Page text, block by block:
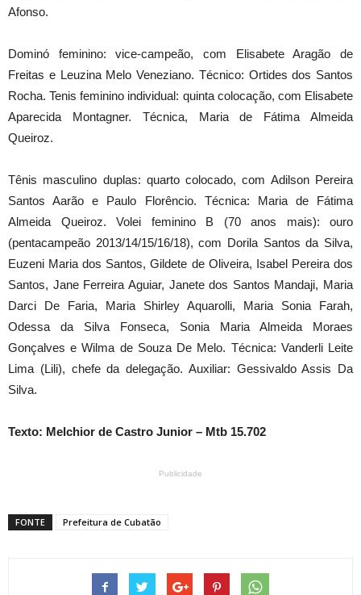
Afonso.
Dominó feminino: vice-campeão, com Elisabete Aragão de
Freitas e Leuzina Melo Veneziano. Técnico: Ortides dos Santos
Rocha. Tenis feminino individual: quinta colocação, com Elisabete
Aparecida Montagner. Técnica, Maria de Fátima Almeida
Queiroz.
Tênis masculino duplas: quarto colocado, com Adilson Pereira
Santos Aarão e Paulo Florêncio. Técnica: Maria de Fátima
Almeida Queiroz. Volei feminino B (70 anos mais): ouro
(pentacampeão 2013/14/15/16/18), com Dorila Santos da Silva,
Euzeni Maria dos Santos, Gildete de Oliveira, Isabel Pereira dos
Santos, Jane Ferreira Aguiar, Janete dos Santos Mandaji, Maria
Darci De Faria, Maria Shirley Aquarolli, Maria Sonia Farah,
Odessa da Silva Fonseca, Sonia Maria Almeida Moraes
Gonçalves e Wilma de Souza De Melo. Técnica: Vanderli Leite
Lima (Lili), chefe da delegação. Auxiliar: Gessivaldo Assis Da
Silva.
Texto: Melchior de Castro Junior – Mtb 15.702
Publicidade
FONTE Prefeitura de Cubatão